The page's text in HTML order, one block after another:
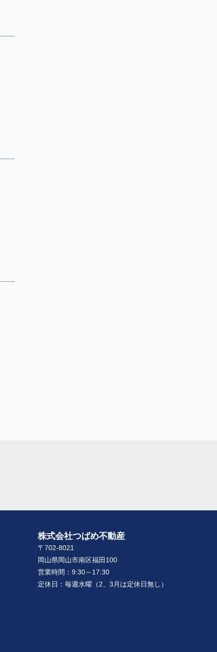
株式会社つばめ不動産
〒702-8021
岡山県岡山市南区福田100
営業時間： 9:30～17:30
定休日： 毎週水曜（2、3月は定休日無し）